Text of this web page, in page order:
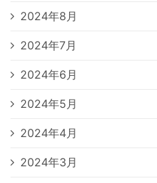
2024年8月
2024年7月
2024年6月
2024年5月
2024年4月
2024年3月